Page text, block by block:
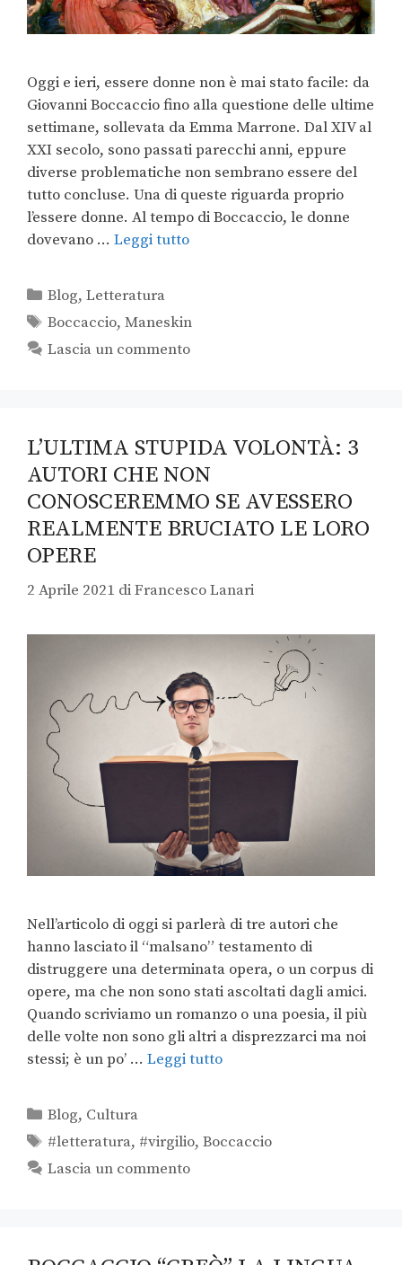
Oggi e ieri, essere donne non è mai stato facile: da
Giovanni Boccaccio fino alla questione delle ultime
settimane, sollevata da Emma Marrone. Dal XIV al
XXI secolo, sono passati parecchi anni, eppure
diverse problematiche non sembrano essere del
tutto concluse. Una di queste riguarda proprio
l’essere donne. Al tempo di Boccaccio, le donne
dovevano … Leggi tutto
Blog,Letteratura
Boccaccio,Maneskin
Lascia un commento
L’ULTIMA STUPIDA VOLONTÀ: 3
AUTORI CHE NON
CONOSCEREMMO SE AVESSERO
REALMENTE BRUCIATO LE LORO
OPERE
2 Aprile 2021 diFrancesco Lanari
Nell’articolo di oggi si parlerà di tre autori che
hanno lasciato il “malsano” testamento di
distruggere una determinata opera, o un corpus di
opere, ma che non sono stati ascoltati dagli amici.
Quando scriviamo un romanzo o una poesia, il più
delle volte non sono gli altri a disprezzarci ma noi
stessi; è un po’ … Leggi tutto
Blog, Cultura
#letteratura, #virgilio,Boccaccio
Lascia un commento